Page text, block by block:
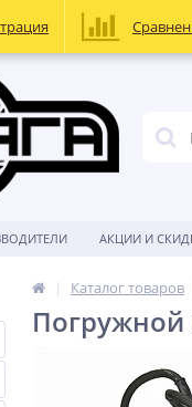
АКЦИИ И
Каталог товаров